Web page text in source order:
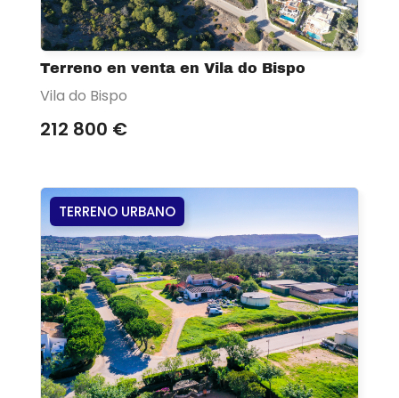
Terreno en venta en Vila do Bispo
Vila do Bispo
212 800 €
TERRENO URBANO